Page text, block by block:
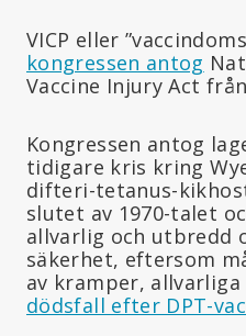
VICP eller
kongressen antog
Vaccine Injury Act
Kongressen antog
tidigare kris kring
difteri-tetanus-
slutet av 1970-talet
allvarlig och utbredd
säkerhet, eftersom
av kramper,
dödsfall efter DPT-